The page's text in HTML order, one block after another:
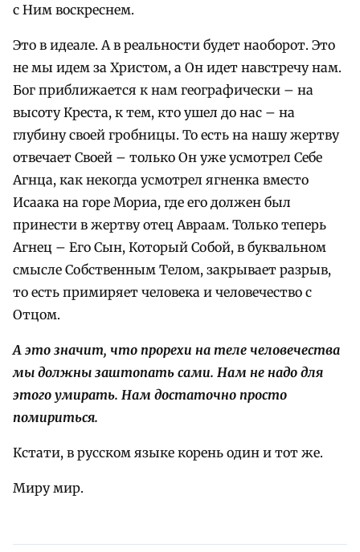
с Ним воскреснем.
Это в идеале. А в реальности будет наоборот. Это
не мы идем за Христом, а Он идет навстречу нам.
Бог приближается к нам географически – на
высоту Креста, к тем, кто ушел до нас – на
глубину своей гробницы. То есть на нашу жертву
отвечает Своей – только Он уже усмотрел Себе
Агнца, как некогда усмотрел ягненка вместо
Исаака на горе Мориа, где его должен был
принести в жертву отец Авраам. Только теперь
Агнец – Его Сын, Который Собой, в буквальном
смысле Собственным Телом, закрывает разрыв,
то есть примиряет человека и человечество с
Отцом.
А это значит, что прорехи на теле человечества
мы должны заштопать сами. Нам не надо для
этого умирать. Нам достаточно просто
помириться.
Кстати, в русском языке корень один и тот же.
Миру мир.